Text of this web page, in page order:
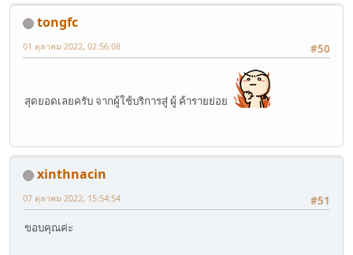
tongfc
#50
01 ตุลาคม 2022, 02:56:08
สุดยอดเลยครับ จากผู้ใช้บริการสู่ ผู้ ค้ารายย่อย
xinthnacin
#51
07 ตุลาคม 2022, 15:54:54
ขอบคุณค่ะ